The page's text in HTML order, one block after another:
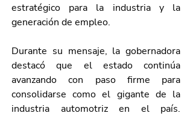
estratégico para la industria y la
generación de empleo.
Durante su mensaje, la gobernadora
destacó que el estado continúa
avanzando con paso firme para
consolidarse como el gigante de la
industria automotriz en el país.